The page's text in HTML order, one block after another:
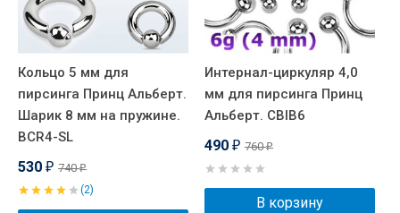
Кольцо 5 мм для
пирсинга Принц Альберт.
Шарик 8 мм на пружине.
BCR4-SL
530 ₽ 740₽
(2)
Интернал-циркуляр 4,0
мм для пирсинга Принц
Альберт. CBIB6
490 ₽ 760₽
В корзину